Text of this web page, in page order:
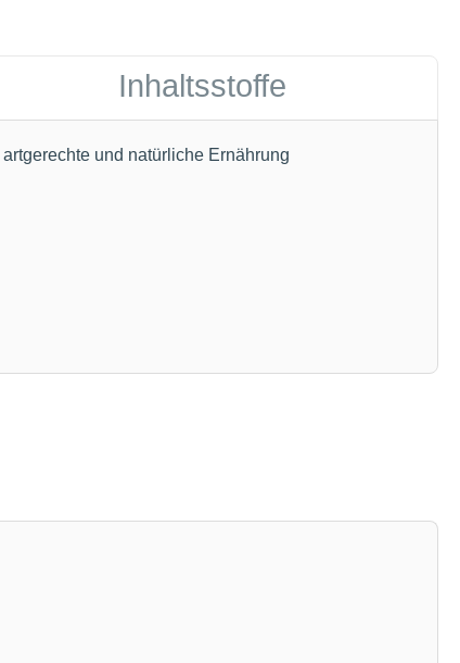
Inhaltsstoffe
und natürliche Ernährung